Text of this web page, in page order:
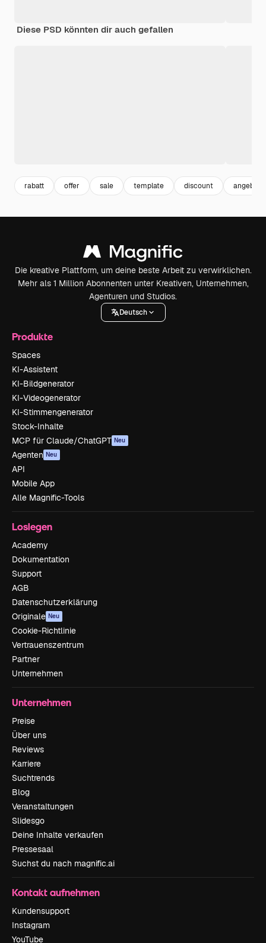
Diese PSD könnten dir auch gefallen
rabatt offer sale template discount angebot
Die kreative Plattform, um deine beste Arbeit zu verwirklichen.
Mehr als 1 Million Abonnenten unter Kreativen, Unternehmen,
Agenturen und Studios.
Deutsch
Produkte
Spaces
KI-Assistent
KI-Bildgenerator
KI-Videogenerator
KI-Stimmengenerator
Stock-Inhalte
MCP für Claude/ChatGPT Neu
Agenten Neu
API
Mobile App
Alle Magnific-Tools
Loslegen
Academy
Dokumentation
Support
AGB
Datenschutzerklärung
Originale Neu
Cookie-Richtlinie
Vertrauenszentrum
Partner
Unternehmen
Unternehmen
Preise
Über uns
Reviews
Karriere
Suchtrends
Blog
Veranstaltungen
Slidesgo
Deine Inhalte verkaufen
Pressesaal
Suchst du nach magnific.ai
Kontakt aufnehmen
Kundensupport
Instagram
YouTube